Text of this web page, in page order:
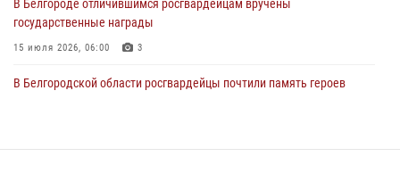
В Белгороде отличившимся росгвардейцам вручены
государственные награды
15 июля 2026, 06:00 3
В Белгородской области росгвардейцы почтили память героев